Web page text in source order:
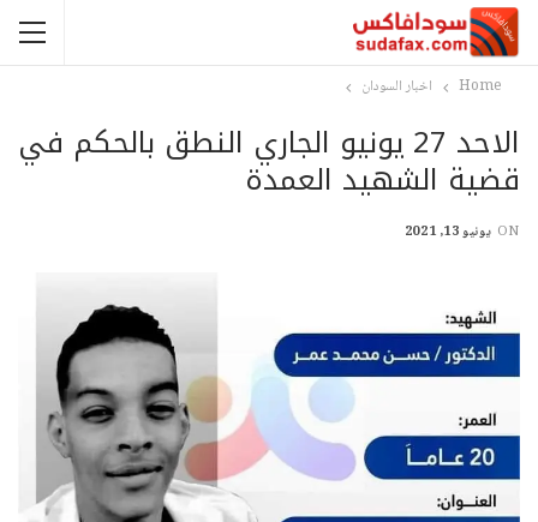
Home اخبار السودان
الاحد 27 يونيو الجاري النطق بالحكم في
قضية الشهيد العمدة
ON يونيو 13, 2021